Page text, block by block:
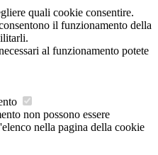
quali cookie consentire.
il funzionamento della
al funzionamento potete
non possono essere
nella pagina della cookie